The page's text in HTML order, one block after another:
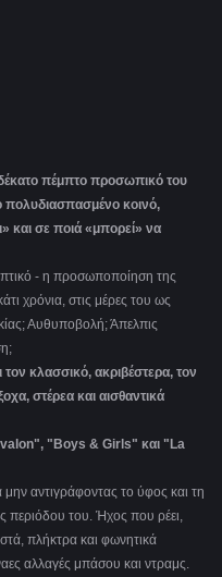
πέμπτο προσωπικό του
πολυδιασπασμένο κοινό,
και σε ποιά «μπορεί» να
- η προσωποποίηση της
χρόνια, στις μέρες του ως
Αυθυποβολή; Άπελπις
τον κλασσικό, ακριβέστερα, τον
στέρεα και αισθαντικά
", " Boys & Girls" και "La
αντιγράφοντας το ύφος και τη
περιόδου του. Ήχος που ρέει,
πλήκτρα και φωνητικά
αλλαγές μπάσου και ντραμς.